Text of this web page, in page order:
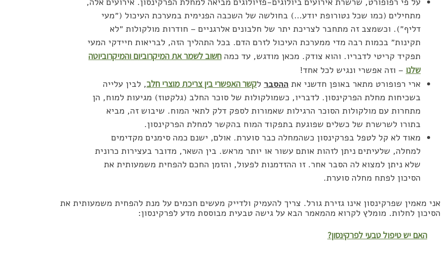
מתחילים (כמו שכל נטורופת יודע…) בחולשה של השכבה הפנימית במערכת העיכול (״מעי
דליף״). וכשמצב זה מתחבר לצריכת יתר של חלבונים אלרגניים – חודרות מולקולות ״לא
תקינות״ בכמות רבה מדי ממערכת העיכול לזרם הדם. בכל התהליך הזה, לבריאות חיידקי המעי
תפקיד קריטי לדבריו. והוא צודק. מכאן מודגש, עד כמה חשוב לשמר את המיקרוביום והמיקרוביוטה
שלנו – וזה אפשרי ונגיש לכל אחד!
ארי רפופורט מתאר באופן חדשני את ההסבר לקשר האפשרי בין צריכת מוצרי חלב, לבין עלייה
בשכיחות מחלת הפרקינסון. לדבריו, כשמולקולות של סוכר החלב (גלקטוז) מגיעות למוח, הן
מתחרות עם מולקולות הסוכר הרגילות שאמורות לספק דלק לתאי המוח. שיבוש זה, מביא
בתורו לשרשרת של כשלים שפוגעת בתפקוד המוח בהקשר למחלת הפרקינסון.
מאוד לא קל לטפל בפרקינסון כשהמחלה כבר סוערת. אולם, ישנם כמה סימנים מקדימים
למחלה, שלעיתים ניתן לזהות אותם עשור או יותר מראש. בין השאר, מדובר בעצירות כרונית
שלא ניתן למצוא לה הסבר אחר. זו ההזדמנות לפעול, והזמן החכם להפחית משמעותית את
הסיכון לפתח מחלה סוערת.
אני מאמין שפרקינסון אינו גזירת גורל. צריך להעמיק ולדייק מעשים חכמים על מנת להפחית משמעותית את
הסיכון לחלות. מומלץ לקרוא מהמאמר הבא על גישה טבעית מבוססת מדע לפרקינסון:
האם יש טיפול טבעי לפרקינסון?